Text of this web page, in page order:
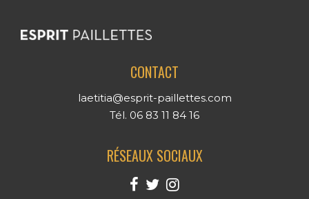
CONTACT
laetitia@esprit-paillettes.com
Tél. 06 83 11 84 16
RÉSEAUX SOCIAUX